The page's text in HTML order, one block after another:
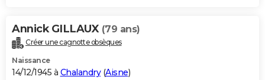
Annick GILLAUX (79 ans)
Créer une cagnotte obsèques
Naissance
14/12/1945 à Chalandry(Aisne)